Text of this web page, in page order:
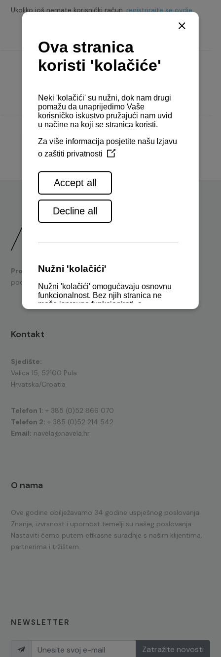
Ukoliko još nemate korisnički račun,registrirajte se ovdje.
Prodajabrodskih motora i nautičke opreme te tehnička
podrška.
Kontakt
Sjedište:
Valica 15, 52100 Pula
Hrvatska/Croatia
Telefon 1: + 385 (0)52 866 070
Telefon 2: + 385 (0)52 214 542
Email: navela@navela.hr
O nama
Ove godine obilježavamo 34 godine uspješnog poslovanja.
Znanje, izvrsnost i upornost temelji su našeg poslovanja.
Nastaviti ćemo putem efikasne suradnje s našim klijentima,
partnerima i tržištem.
NEWSLETTER
Zatražite novosti